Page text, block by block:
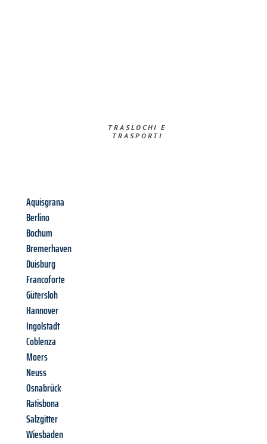
TRASLOCHI E
TRASPORTI​
Aquisgrana
Berlino
Bochum
Bremerhaven
Duisburg
Francoforte
Gütersloh
Hannover
Ingolstadt
Coblenza
Moers
Neuss
Osnabrück
Ratisbona
Salzgitter
Wiesbaden